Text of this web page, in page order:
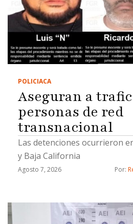
POLICIACA
Aseguran a
personas de red
transnacional
Las detenciones ocurrieron
y Baja California
Agosto 7, 2026 Por: